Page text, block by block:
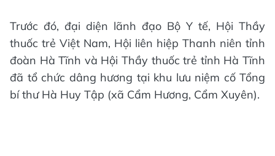
Trước đó, đại diện lãnh đạo Bộ Y tế, Hội Thầy
thuốc trẻ Việt Nam, Hội liên hiệp Thanh niên tỉnh
đoàn Hà Tĩnh và Hội Thầy thuốc trẻ tỉnh Hà Tĩnh
đã tổ chức dâng hương tại khu lưu niệm cố Tổng
bí thư Hà Huy Tập (xã Cẩm Hương, Cẩm Xuyên).